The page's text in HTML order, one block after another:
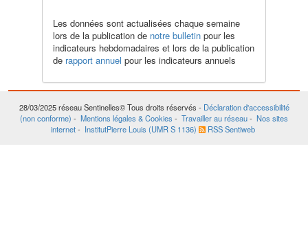
Les données sont actualisées chaque semaine
lors de la publication de notre bulletinpour les
indicateurs hebdomadaires et lors de la publication
de rapport annuel pour les indicateurs annuels
28/03/2025réseau Sentinelles© Tous droits réservés - Déclaration d'accessibilité
(non conforme) - Mentions légales & Cookies - Travailler au réseau- Nos sites
internet- InstitutPierre Louis (UMR S 1136) RSS Sentiweb